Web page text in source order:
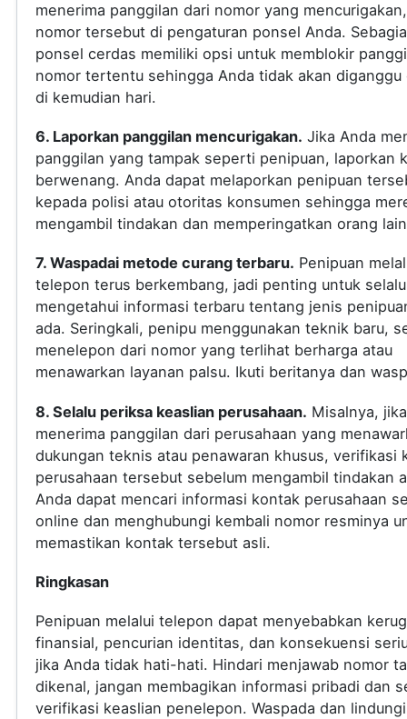
menerima panggilan dari nomor yang
nomor tersebut di pengaturan ponsel Anda.
ponsel cerdas memiliki opsi untuk memblokir
nomor tertentu sehingga Anda tidak akan diganggu
di kemudian hari.
6. Laporkan panggilan mencurigakan. Jika Anda
panggilan yang tampak seperti penipuan, laporkan
berwenang. Anda dapat melaporkan penipuan
kepada polisi atau otoritas konsumen sehingga
mengambil tindakan dan memperingatkan orang
7. Waspadai metode curang terbaru. Penipuan
telepon terus berkembang, jadi penting untuk selalu
mengetahui informasi terbaru tentang jenis
ada. Seringkali, penipu menggunakan teknik baru,
menelepon dari nomor yang terlihat berharga atau
menawarkan layanan palsu. Ikuti beritanya dan
8. Selalu periksa keaslian perusahaan. Misalnya,
menerima panggilan dari perusahaan yang
dukungan teknis atau penawaran khusus, verifikasi
perusahaan tersebut sebelum mengambil tindakan
Anda dapat mencari informasi kontak perusahaan
online dan menghubungi kembali nomor resminya
memastikan kontak tersebut asli.
Ringkasan
Penipuan melalui telepon dapat menyebabkan
finansial, pencurian identitas, dan konsekuensi
jika Anda tidak hati-hati. Hindari menjawab nomor
dikenal, jangan membagikan informasi pribadi dan
verifikasi keaslian penelepon. Waspada dan